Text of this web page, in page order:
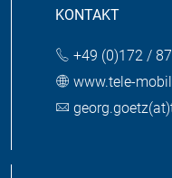
KONTAKT
+49 (0)172 /
www.tele-